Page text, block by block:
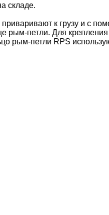
складе.
к грузу и с
рым-петли. Для
рым-петли RPS